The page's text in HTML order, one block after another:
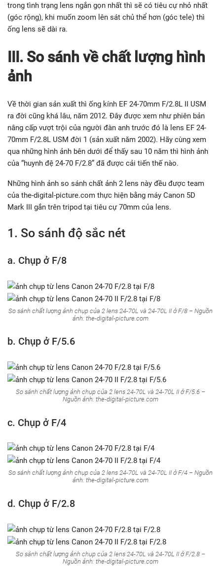
trong tình trạng lens ngắn gọn nhất thì sẽ có tiêu cự nhỏ nhất
(góc rộng), khi muốn zoom lên sát chủ thể hơn (góc tele) thì
ống lens sẽ dài ra.
III. So sánh về chất lượng hình
ảnh
Về thời gian sản xuất thì ống kính EF 24-70mm F/2.8L II USM
ra đời cũng khá lâu, năm 2012. Đây được xem như phiên bản
nâng cấp vượt trội của người đàn anh trước đó là lens EF 24-
70mm F/2.8L USM đời 1 (sản xuất năm 2002). Hãy cùng xem
qua những hình ảnh bên dưới để thấy sau 10 năm thì hình ảnh
của “huynh đệ 24-70 F/2.8” đã được cải tiến thế nào.
Những hình ảnh so sánh chất ảnh 2 lens này đều được team
của the-digital-picture.com thực hiện bằng máy Canon 5D
Mark III gắn trên tripod tại tiêu cự 70mm của lens.
1. So sánh độ sắc nét
a. Chụp ở F/8
So sánh chất lượng ảnh chụp của 2 lens 24-70L và 24-70L II ở F/8 – Nguồn
ảnh: the-digital-picture.com
b. Chụp ở F/5.6
So sánh chất lượng ảnh chụp của 2 lens 24-70L và 24-70L II ở F/5.6 –
Nguồn ảnh: the-digital-picture.com
c. Chụp ở F/4
So sánh chất lượng ảnh chụp của 2 lens 24-70L và 24-70L II ở F/4 – Nguồn
ảnh: the-digital-picture.com
d. Chụp ở F/2.8
So sánh chất lượng ảnh chụp của 2 lens 24-70L và 24-70L II ở F/2.8 –
Nguồn ảnh: the-digital-picture.com